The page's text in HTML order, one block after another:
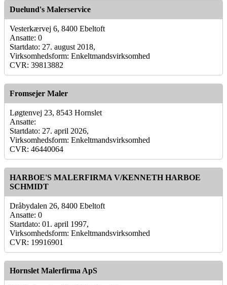
Duelund's Malerservice
Vesterkærvej 6, 8400 Ebeltoft
Ansatte: 0
Startdato: 27. august 2018,
Virksomhedsform: Enkeltmandsvirksomhed
CVR: 39813882
Fromsejer Maler
Løgtenvej 23, 8543 Hornslet
Ansatte:
Startdato: 27. april 2026,
Virksomhedsform: Enkeltmandsvirksomhed
CVR: 46440064
HARBOE'S MALERFIRMA V/KENNETH HARBOE
SCHMIDT
Dråbydalen 26, 8400 Ebeltoft
Ansatte: 0
Startdato: 01. april 1997,
Virksomhedsform: Enkeltmandsvirksomhed
CVR: 19916901
Hornslet Malerfirma ApS